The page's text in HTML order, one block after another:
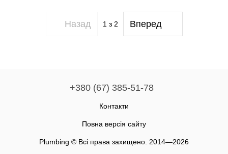
Назад 1з 2 Вперед
+380 (67) 385-51-78
Контакти
Повна версія сайту
Plumbing © Всі права захищено. 2014—2026